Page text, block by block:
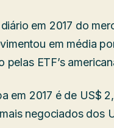
em 2017 do
em média
ETF’s
em 2017 é de US$
negociados dos